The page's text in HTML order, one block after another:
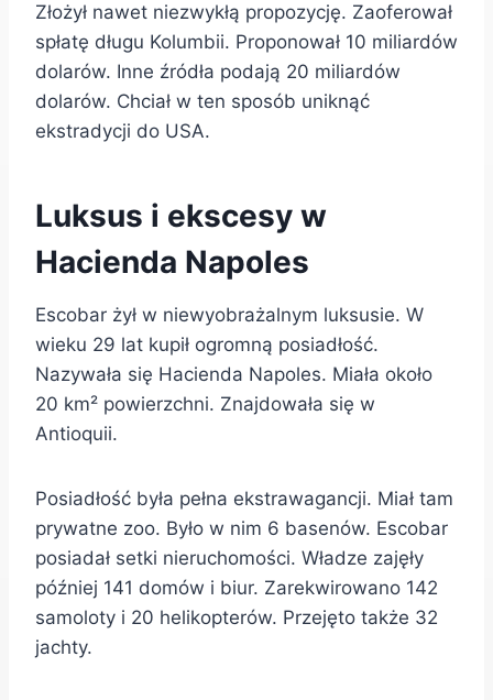
Złożył nawet niezwykłą propozycję. Zaoferował
spłatę długu Kolumbii. Proponował 10 miliardów
dolarów. Inne źródła podają 20 miliardów
dolarów. Chciał w ten sposób uniknąć
ekstradycji do USA.
Luksus i ekscesy w
Hacienda Napoles
Escobar żył w niewyobrażalnym luksusie. W
wieku 29 lat kupił ogromną posiadłość.
Nazywała się Hacienda Napoles. Miała około
20 km² powierzchni. Znajdowała się w
Antioquii.
Posiadłość była pełna ekstrawagancji. Miał tam
prywatne zoo. Było w nim 6 basenów. Escobar
posiadał setki nieruchomości. Władze zajęły
później 141 domów i biur. Zarekwirowano 142
samoloty i 20 helikopterów. Przejęto także 32
jachty.